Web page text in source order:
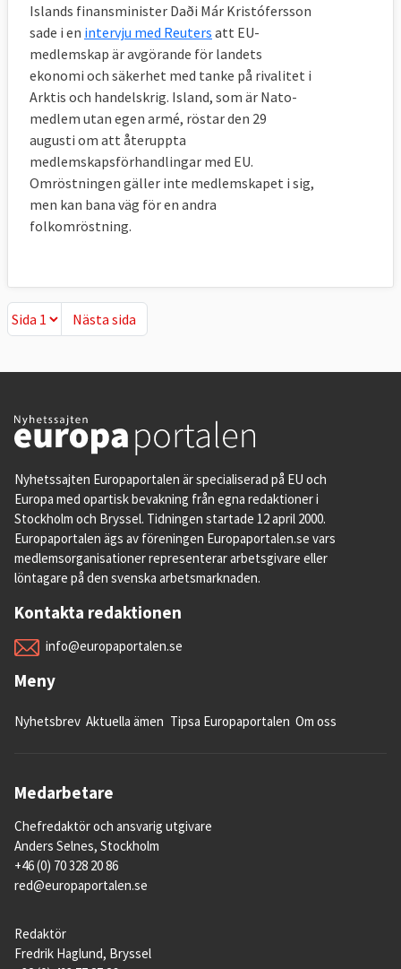
Foundation rankar varje år världens länder
efter nivån av ekonomisk frihet som enligt
dem bestäms av bland annat graden av
rättsstatlighet, skattetryck, regler för
företag och arbetskraft och hur öppen
marknaden är.
Georgien utgör även på detta område ett
undantag från övriga länder som vill gå med
i EU medan övriga sökande befinner sig
Ekonomi
regionalstöd pengar från rikare delar av
unionen till fattigare för att jämna ut
Islands finansminister Daði Már Kristófersson
sade i en intervju med Reuters att EU-
medlemskap är avgörande för landets
ekonomi och säkerhet med tanke på rivalitet i
Arktis och handelskrig. Island, som är Nato-
medlem utan egen armé, röstar den 29
augusti om att återuppta
medlemskapsförhandlingar med EU.
Omröstningen gäller inte medlemskapet i sig,
men kan bana väg för en andra
folkomröstning.
Nästa sida
Nästa sida
Nyhetssajten Europaportalen är specialiserad på EU och
Europa med opartisk bevakning från egna redaktioner i
Stockholm och Bryssel. Tidningen startade 12 april 2000.
Europaportalen ägs av föreningen Europaportalen.se vars
medlemsorganisationer representerar arbetsgivare eller
löntagare på den svenska arbetsmarknaden.
Kontakta redaktionen
info@europaportalen.se
Meny
Nyhetsbrev Aktuella ämen Tipsa Europaportalen Om oss
Medarbetare
Chefredaktör och ansvarig utgivare
Anders Selnes, Stockholm
+46 (0) 70 328 20 86
red@europaportalen.se
Redaktör
Fredrik Haglund, Bryssel